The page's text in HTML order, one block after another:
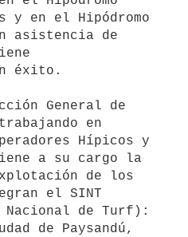
y en el Hipódromo
asistencia de
éxito.
en
Hípicos y
a su cargo la
de los
el SINT
Nacional de Turf):
de Paysandú,